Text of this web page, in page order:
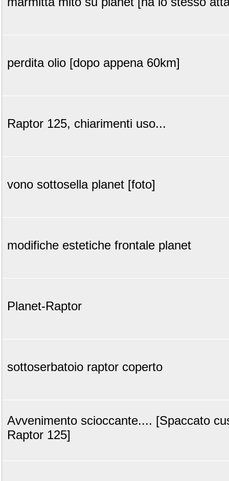
perdita olio [dopo appena 60km]
Raptor 125, chiarimenti uso...
vono sottosella planet [foto]
modifiche estetiche frontale planet
Planet-Raptor
sottoserbatoio raptor coperto
Avvenimento scioccante.... [Spaccato
Raptor 125]